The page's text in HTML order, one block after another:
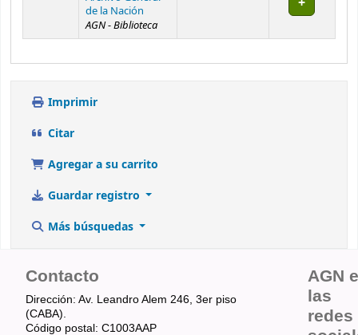
de la Nación
AGN - Biblioteca
Imprimir
Citar
Agregar a su carrito
Guardar registro
Más búsquedas
Contacto
Dirección: Av. Leandro Alem 246, 3er piso
(CABA).
Código postal: C1003AAP
AGN
las
redes